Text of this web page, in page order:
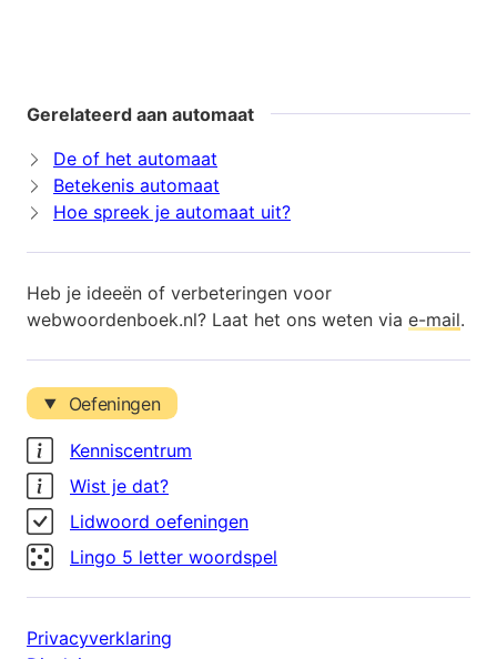
Gerelateerd aan automaat
De of het automaat
Betekenis automaat
Hoe spreek je automaat uit?
Heb je ideeën of verbeteringen voor
webwoordenboek.nl? Laat het ons weten via e-mail.
Oefeningen
Kenniscentrum
Wist je dat?
Lidwoord oefeningen
Lingo 5 letter woordspel
Privacyverklaring